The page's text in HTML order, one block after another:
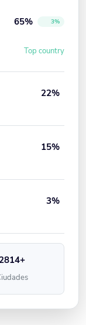
65% 3%
Top country
22%
15%
3%
2814+